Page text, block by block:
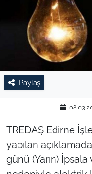
Paylaş
TREDAŞ Edirne
yapılan
günü (Yarın) İpsala
EĞİTİM
TARIM VE
RESMİ İLAN
SPOR
YAŞAM
EDİRNE